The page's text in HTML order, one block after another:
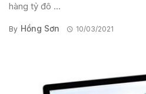
hàng tỷ đô ...
By Hồng Sơn 10/03/2021